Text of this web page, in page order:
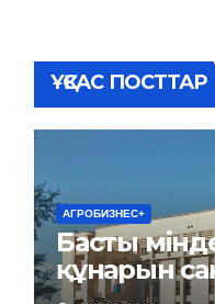
ҰҚСАС ПОСТТАР
АГРОБИЗНЕС+
Басты
құнарын